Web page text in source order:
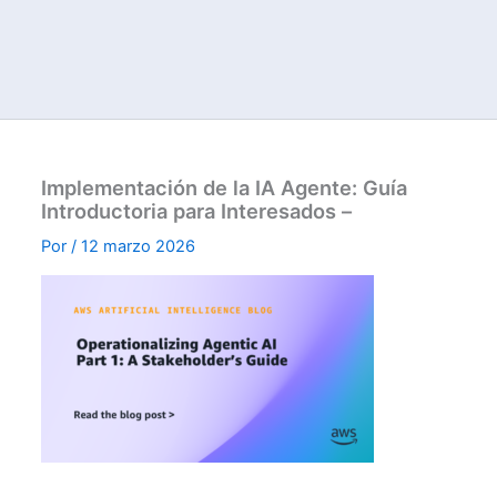
Implementación de la IA Agente: Guía
Introductoria para Interesados –
Por/12 marzo 2026